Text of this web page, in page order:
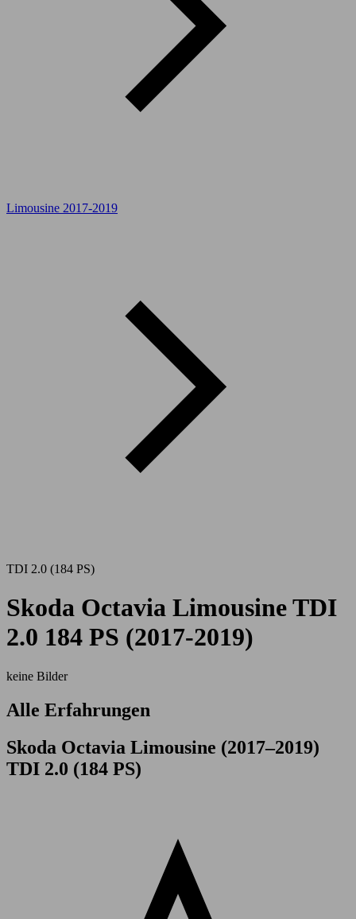
Limousine 2017-2019
TDI 2.0 (184 PS)
Skoda Octavia Limousine TDI
2.0 184 PS (2017-2019)
keine Bilder
Alle Erfahrungen
Skoda Octavia Limousine (2017–2019)
TDI 2.0 (184 PS)